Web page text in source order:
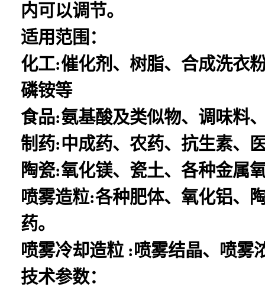
内可以调节。
适用范围：
化工:催化剂、树脂、合成洗衣
磷铵等
食品:氨基酸及类似物、调味料
制药:中成药、农药、抗生素、
陶瓷:氧化镁、瓷土、各种金属
喷雾造粒:各种肥体、氧化铝、
药。
喷雾冷却造粒 :喷雾结晶、喷雾
技术参数：